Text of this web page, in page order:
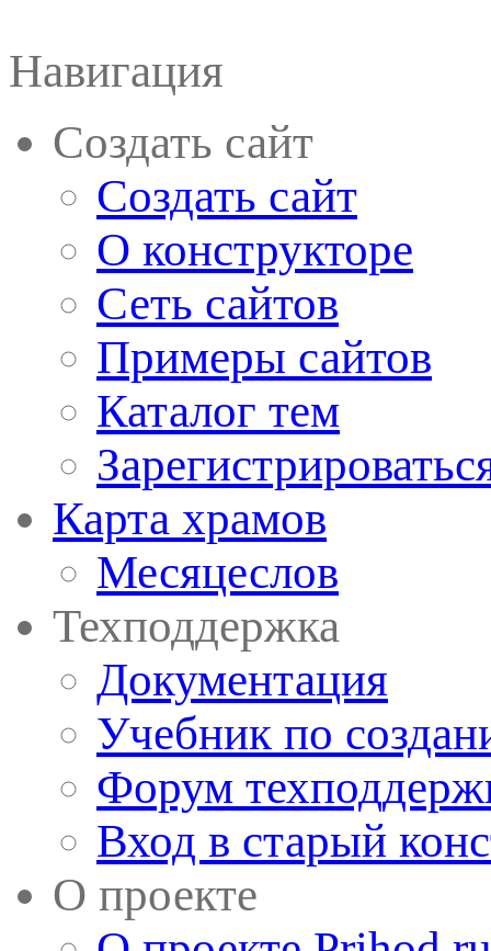
Навигация
Создать сайт
Создать сайт
О конструкторе
Сеть сайтов
Примеры сайтов
Каталог тем
Карта храмов
Месяцеслов
Техподдержка
Документация
Учебник по
Форум
Вход в старый
О проекте